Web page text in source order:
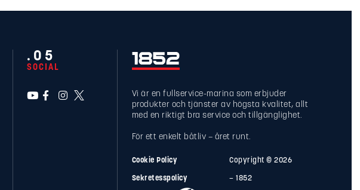
.05
SOCIAL
Vi är en fullservice-marina som erbjuder
produkter och tjänster av högsta kvalitet, allt
med en riktigt bra service och tillgänglighet.
För ett enkelt båtliv – året runt.
Cookie Policy
Sekretesspolicy
Copyright © 2026
– 1852